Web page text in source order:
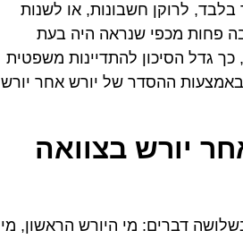
לרוקן חשבונות, או לשנות
פחות מכפי שנראה היה בעת
גדל הסיכון להתדיינות משפטית
ההסדר של יורש אחר יורש
יורש בצוואה
דברים: מי היורש הראשון, מי